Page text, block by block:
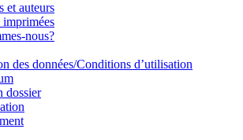
et auteurs
nous?
des données/Conditions d’utilisation
dossier